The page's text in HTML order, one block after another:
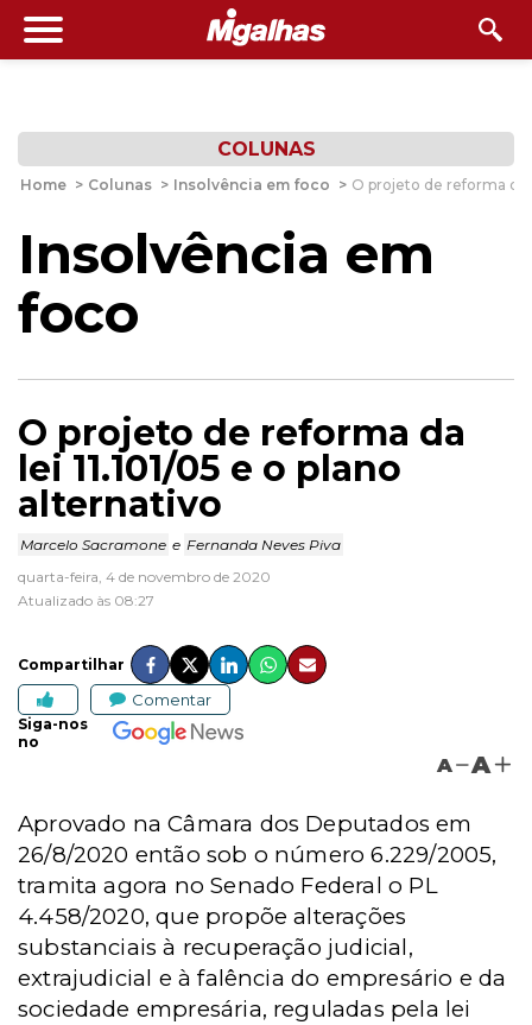
COLUNAS
Home > Colunas > Insolvência em foco > O projeto de reforma da
Insolvência em
foco
O projeto de reforma da
lei 11.101/05 e o plano
alternativo
Marcelo Sacramone e Fernanda Neves Piva
quarta-feira, 4 de novembro de 2020
Atualizado às 08:27
Compartilhar
Comentar
Siga-nos
no
A A
Aprovado na Câmara dos Deputados em
26/8/2020 então sob o número 6.229/2005,
tramita agora no Senado Federal o PL
4.458/2020, que propõe alterações
substanciais à recuperação judicial,
extrajudicial e à falência do empresário e da
sociedade empresária, reguladas pela lei